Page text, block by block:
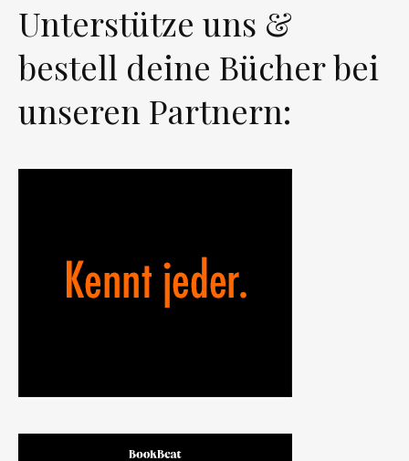
Unterstütze uns &
bestell deine Bücher bei
unseren Partnern: